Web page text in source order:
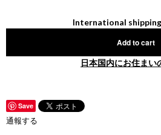
International
Add to cart
日本国内にお住まい
Save
通報する